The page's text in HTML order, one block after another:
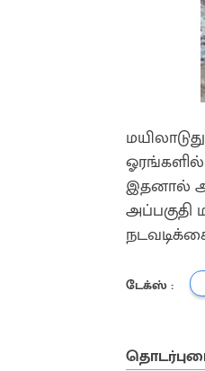
இதனால்
அப்பகுதி
டேக்ஸ் :